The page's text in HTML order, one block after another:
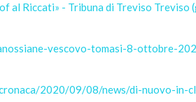
al Riccati» - Tribuna di Treviso Treviso
vescovo-tomasi-8-ottobre-
2020/09/08/news/di-nuovo-in-